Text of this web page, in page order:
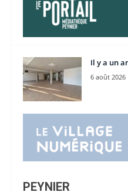
Il y a un
6 août 2026
PEYNIER